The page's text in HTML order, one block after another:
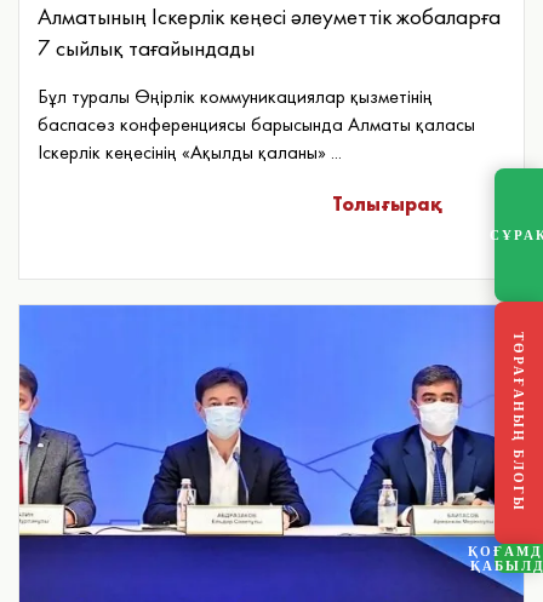
Алматының Іскерлік кеңесі әлеуметтік жобаларға
7 сыйлық тағайындады
Бұл туралы Өңірлік коммуникациялар қызметінің
баспасөз конференциясы барысында Алматы қаласы
Іскерлік кеңесінің «Ақылды қаланы» ...
Толығырақ
ТӨРАҒАНЫҢ БЛОГЫ